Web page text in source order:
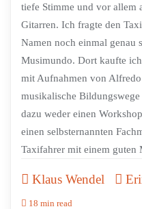
tiefe Stimme und vor allem
Gitarren. Ich fragte den
Namen noch einmal genau
Musimundo. Dort kaufte
mit Aufnahmen von
musikalische
dazu weder einen
einen selbsternannten
Taxifahrer mit einem guten
Klaus Wendel
18 min read